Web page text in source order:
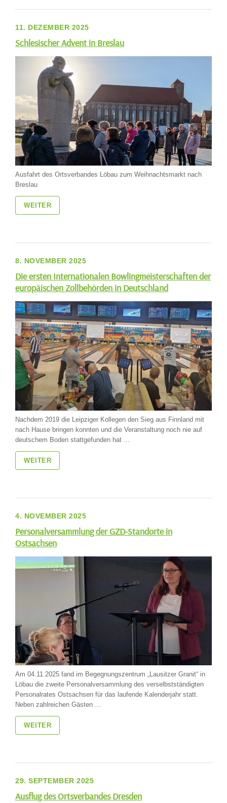
11. DEZEMBER 2025
Schlesischer Advent in Breslau
Ausfahrt des Ortsverbandes Löbau zum Weihnachtsmarkt nach
Breslau
WEITER
8. NOVEMBER 2025
Die ersten Internationalen Bowlingmeisterschaften der
europäischen Zollbehörden in Deutschland
Nachdem 2019 die Leipziger Kollegen den Sieg aus Finnland mit
nach Hause bringen konnten und die Veranstaltung noch nie auf
deutschem Boden stattgefunden hat ...
WEITER
4. NOVEMBER 2025
Personalversammlung der GZD-Standorte in
Ostsachsen
Am 04.11.2025 fand im Begegnungszentrum „Lausitzer Granit“ in
Löbau die zweite Personalversammlung des verselbstständigten
Personalrates Ostsachsen für das laufende Kalenderjahr statt.
Neben zahlreichen Gästen ...
WEITER
29. SEPTEMBER 2025
Ausflug des Ortsverbandes Dresden